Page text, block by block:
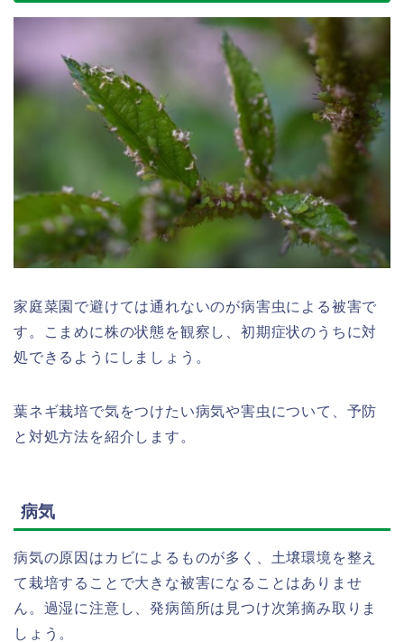
家庭菜園で避けては通れないのが病害虫による被害で
す。こまめに株の状態を観察し、初期症状のうちに対
処できるようにしましょう。
葉ネギ栽培で気をつけたい病気や害虫について、予防
と対処方法を紹介します。
病気
病気の原因はカビによるものが多く、土壌環境を整え
て栽培することで大きな被害になることはありませ
ん。過湿に注意し、発病箇所は見つけ次第摘み取りま
しょう。